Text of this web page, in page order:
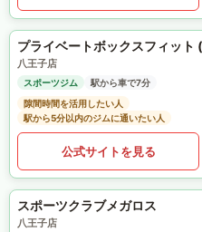
八王子店
スポーツジム
駅から車で7分
隙間時間を活用したい人
駅から5分以内のジムに通いたい人
公式サイトを見る
スポーツクラブメガロス
八王子店